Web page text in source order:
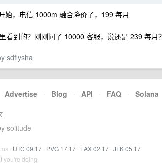
始，电信 1000m 融合降价了，199 每月
看到的？刚刚问了 10000 客服，说还是 239 每月？
sdflysha
Advertise · Blog · API · FAQ · Solana
solitude
· UTC 09:17 · PVG 17:17 · LAX 02:17 · JFK 05:17
you're doing.